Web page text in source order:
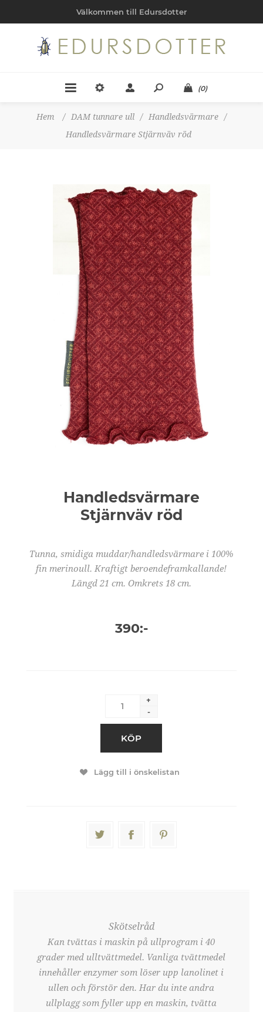
Välkommen till Edursdotter
(0)
Hem / DAM tunnare ull / Handledsvärmare
/
Handledsvärmare Stjärnväv röd
Handledsvärmare
Stjärnväv röd
Tunna, smidiga muddar/handledsvärmare i 100%
fin merinoull. Kraftigt beroendeframkallande!
Längd 21 cm. Omkrets 18 cm.
390:-
+
-
KÖP
Lägg till i önskelistan
Skötselråd
Kan tvättas i maskin på ullprogram i 40
grader med ulltvättmedel. Vanliga tvättmedel
innehåller enzymer som löser upp lanolinet i
ullen och förstör den. Har du inte andra
ullplagg som fyller upp en maskin, tvätta